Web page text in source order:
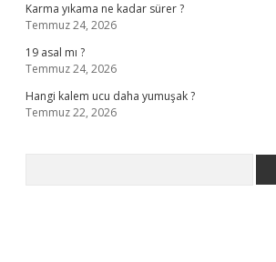
Karma yıkama ne kadar sürer ?
Temmuz 24, 2026
19 asal mı ?
Temmuz 24, 2026
Hangi kalem ucu daha yumuşak ?
Temmuz 22, 2026